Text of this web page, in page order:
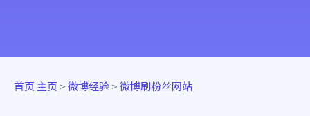
首页 主页 >微博经验>微博刷粉丝网站